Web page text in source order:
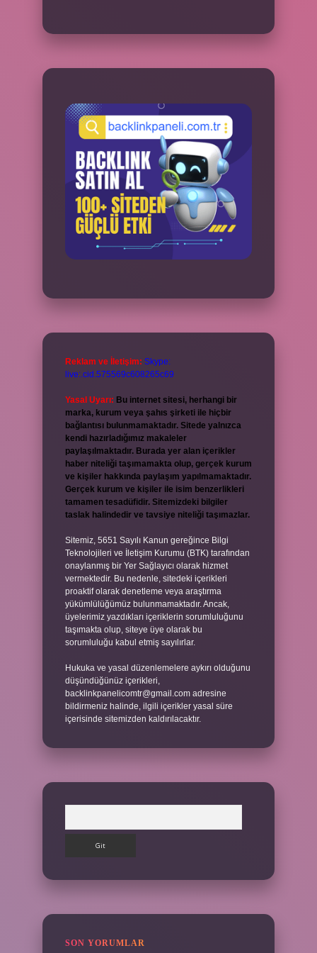
Reklam ve İletişim: Skype:
live:.cid.575569c608265c69
Yasal Uyarı: Bu internet sitesi, herhangi bir
marka, kurum veya şahıs şirketi ile hiçbir
bağlantısı bulunmamaktadır. Sitede yalnızca
kendi hazırladığımız makaleler
paylaşılmaktadır. Burada yer alan içerikler
haber niteliği taşımamakta olup, gerçek kurum
ve kişiler hakkında paylaşım yapılmamaktadır.
Gerçek kurum ve kişiler ile isim benzerlikleri
tamamen tesadüfidir. Sitemizdeki bilgiler
taslak halindedir ve tavsiye niteliği taşımazlar.
Sitemiz, 5651 Sayılı Kanun gereğince Bilgi
Teknolojileri ve İletişim Kurumu (BTK) tarafından
onaylanmış bir Yer Sağlayıcı olarak hizmet
vermektedir. Bu nedenle, sitedeki içerikleri
proaktif olarak denetleme veya araştırma
yükümlülüğümüz bulunmamaktadır. Ancak,
üyelerimiz yazdıkları içeriklerin sorumluluğunu
taşımakta olup, siteye üye olarak bu
sorumluluğu kabul etmiş sayılırlar.
Hukuka ve yasal düzenlemelere aykırı olduğunu
düşündüğünüz içerikleri,
backlinkpanelicomtr@gmail.com adresine
bildirmeniz halinde, ilgili içerikler yasal süre
içerisinde sitemizden kaldırılacaktır.
SON YORUMLAR